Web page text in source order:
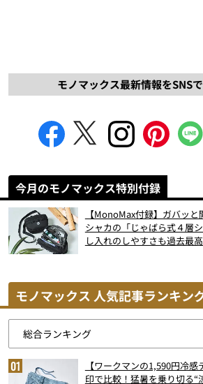
モノマックス最新情報をSNS
今月のモノマックス特別付録
【MonoMax付録】ガバッ
シャカの「じゃばら式４層
し入れのしやすさも過去最
モノマックス 人気記事ランキン
【ワークマンの1,590円冷
印で比較！猛暑を乗り切る“